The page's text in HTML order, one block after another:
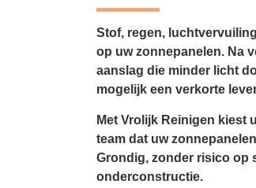
Stof, regen,
op uw zonnepanelen. Na
aanslag die minder licht
mogelijk een verkorte
Met Vrolijk Reinigen kiest
team dat uw
Grondig, zonder risico op
onderconstructie.